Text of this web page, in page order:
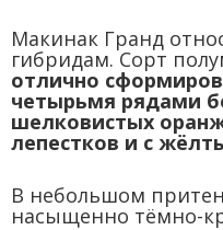
Макинак Гранд
гибридам. Сорт
отлично
четырьмя рядами
шелковистых
лепестков и с
В небольшом
насыщенно тёмно-